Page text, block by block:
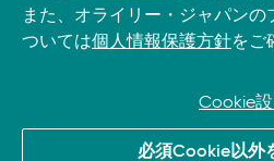
        3.3.7　ドメインイベント
    3.4　まとめ
4.1　モデリングツールとモ
4.2　トランスフォーメーシ
© 2026, O’Reilly Japan, Inc.
また、オライリー・ジャパン
ついては個人情報保護方針をご
Cookie
必須Cookie以外